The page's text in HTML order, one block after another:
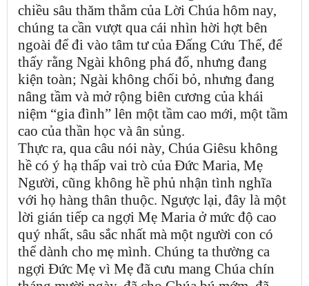
chiều sâu thăm thẳm của Lời Chúa hôm nay,
chúng ta cần vượt qua cái nhìn hời hợt bên
ngoài để đi vào tâm tư của Đấng Cứu Thế, để
thấy rằng Ngài không phá đổ, nhưng đang
kiện toàn; Ngài không chối bỏ, nhưng đang
nâng tầm và mở rộng biên cương của khái
niệm “gia đình” lên một tầm cao mới, một tầm
cao của thần học và ân sủng.
Thực ra, qua câu nói này, Chúa Giêsu không
hề có ý hạ thấp vai trò của Đức Maria, Mẹ
Người, cũng không hề phủ nhận tình nghĩa
với họ hàng thân thuộc. Ngược lại, đây là một
lời gián tiếp ca ngợi Mẹ Maria ở mức độ cao
quý nhất, sâu sắc nhất mà một người con có
thể dành cho mẹ mình. Chúng ta thường ca
ngợi Đức Mẹ vì Mẹ đã cưu mang Chúa chín